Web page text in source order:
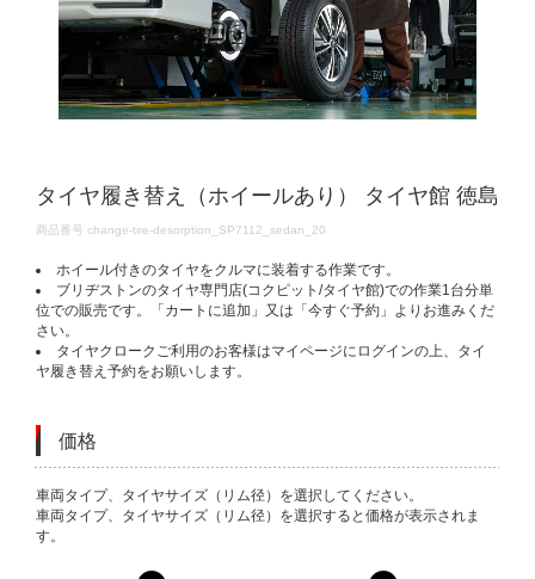
タイヤ履き替え（ホイールあり） タイヤ館 徳島
DETAILS
商品番号 change-tire-desorption_SP7112_sedan_20
ホイール付きのタイヤをクルマに装着する作業です。
ブリヂストンのタイヤ専門店(コクピット/タイヤ館)での作業1台分単
位での販売です。「カートに追加」又は「今すぐ予約」よりお進みくだ
さい。
タイヤクロークご利用のお客様はマイページにログインの上、タイ
ヤ履き替え予約をお願いします。
価格
VARIATIONS
車両タイプ、タイヤサイズ（リム径）を選択してください。
車両タイプ、タイヤサイズ（リム径）を選択すると価格が表示されま
す。